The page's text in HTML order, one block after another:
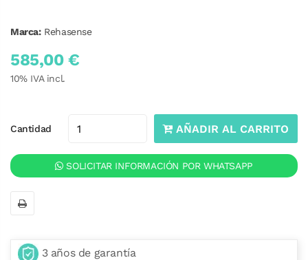
Marca: Rehasense
585,00 €
10% IVA incl.
Cantidad AÑADIR AL CARRITO
SOLICITAR INFORMACIÓN POR WHATSAPP
3 años de garantía